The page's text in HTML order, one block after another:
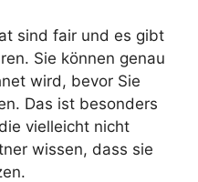
sind fair und es gibt
Sie können genau
wird, bevor Sie
Das ist besonders
vielleicht nicht
wissen, dass sie